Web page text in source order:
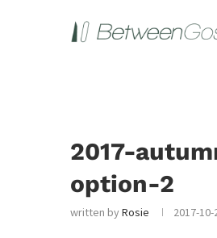
2017-
option-2
written byRosie 2017-10-